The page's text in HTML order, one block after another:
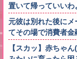
置いて帰っていい
元彼は別れた後に
てその場で消費者
【スカッ】赤ちゃ